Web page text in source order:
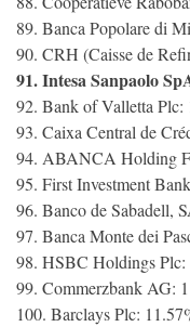
89. Banca Popolare di
90. CRH (Caisse de
91. Intesa Sanpaolo
92. Bank of Valletta Plc:
93. Caixa Central de
94. ABANCA Holding
95. First Investment
96. Banco de Sabadell,
97. Banca Monte dei
98. HSBC Holdings Plc:
99. Commerzbank AG:
100. Barclays Plc: